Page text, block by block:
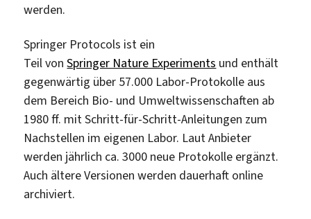
werden.
Springer Protocols ist ein
Teil vonSpringer Nature Experiments und enthält
gegenwärtig über 57.000 Labor-Protokolle aus
dem Bereich Bio- und Umweltwissenschaften ab
1980 ff. mit Schritt-für-Schritt-Anleitungen zum
Nachstellen im eigenen Labor. Laut Anbieter
werden jährlich ca. 3000 neue Protokolle ergänzt.
Auch ältere Versionen werden dauerhaft online
archiviert.